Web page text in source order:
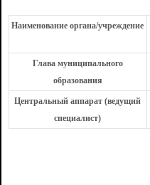
Наименование органа/учреждение
Глава муниципального
образования
Центральный аппарат (ведущий
специалист)